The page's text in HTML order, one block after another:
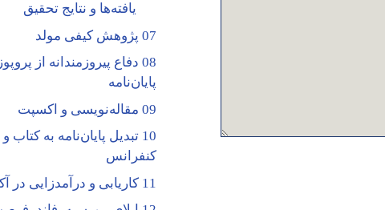
یافته‌ها و نتایج تحقیق
07 پژوهش کیفی مولد
08 دفاع پیروزمندانه از
پایان‌نامه
09 مقاله‌نویسی و اکسپت
10 تبدیل پایان‌نامه به کتاب و
کنفرانس
11 کاریابی و درآمدزایی در آکادمیا